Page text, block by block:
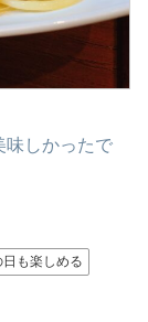
味しかったで
日も楽しめる